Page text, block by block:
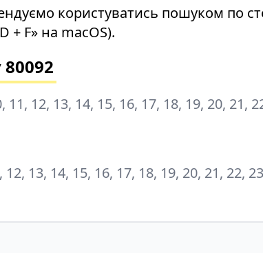
користуватись пошуком по
+ F» на macOS).
11, 12, 13, 14, 15, 16, 17, 18, 19, 20, 21,
12, 13, 14, 15, 16, 17, 18, 19, 20, 21, 22,